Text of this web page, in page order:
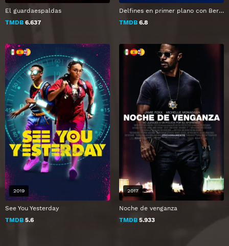
El guardaespaldas
TMDB 6.637
Delfines en primer plano con Bertie Gregory
TMDB 6.8
See You Yesterday
TMDB 5.6
2019
Noche de venganza
TMDB 5.933
2017